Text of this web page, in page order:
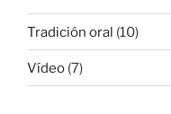
Tradición oral (10)
Vídeo (7)